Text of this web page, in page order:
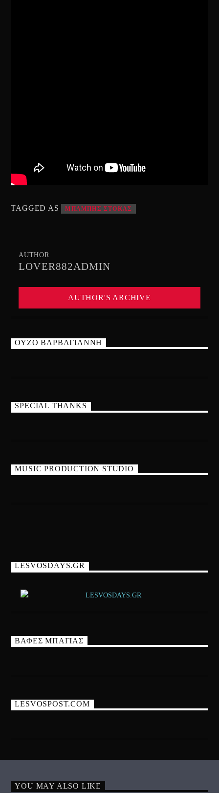
TAGGED AS ΜΠΑΜΠΗΣ ΣΤΟΚΑΣ
AUTHOR
LOVER882ADMIN
AUTHOR'S ARCHIVE
ΟΥΖΟ ΒΑΡΒΑΓΙΑΝΝΗ
SPECIAL THANKS
MUSIC PRODUCTION STUDIO
LESVOSDAYS.GR
ΒΑΦΕΣ ΜΠΑΓΙΑΣ
LESVOSPOST.COM
YOU MAY ALSO LIKE